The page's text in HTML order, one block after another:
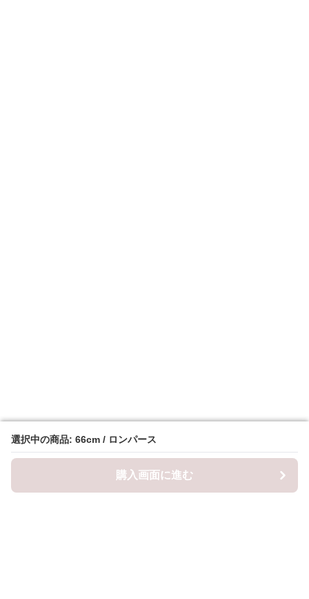
選択中の商品: 66cm / ロンパース
購入画面に進む
選択中の商品: 66cm / ロンパース
購入画面に進む